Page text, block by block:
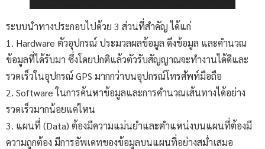
ระบบนำทางประกอบไปด้วย 3 ส่วนที่สำคัญ ได้แก่
1. Hardware ตัวอุปกรณ์ ประมวลผลข้อมูล ดึงข้อมูล และคำนวณ
ข้อมูลที่ได้รับมา ซึ่งโดยปกติแล้วตัวรับสัญญาณจะทำงานได้ดีและ
รวดเร็วในอุปกรณ์ GPS มากกว่าบนอุปกรณ์โทรศัพท์มือถือ
2. Software ในการค้นหาข้อมูลและการคำนวณเส้นทางได้อย่าง
รวดเร็วมากน้อยแค่ไหน
3. แผนที่ (Data) ต้องมีความแม่นยำและตำแหน่งบนแผนที่ต้องมี
ความถูกต้อง มีการอัพเดทของข้อมูลบนแผนที่อย่างสม่ำเสมอ